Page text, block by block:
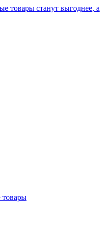
товары станут выгоднее, а
товары